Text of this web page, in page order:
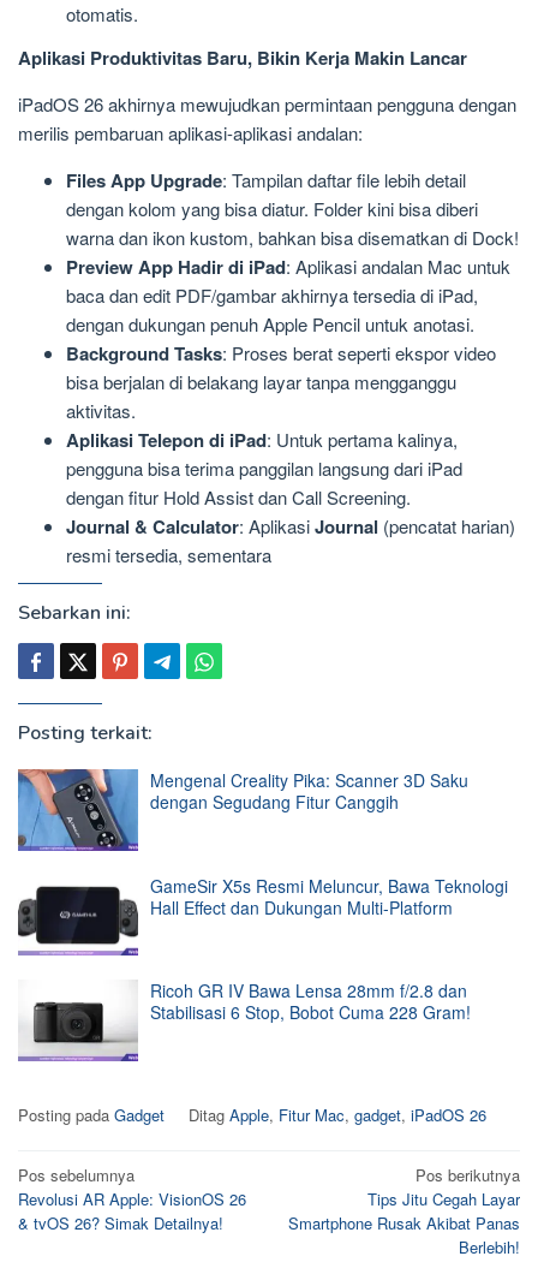
otomatis.
Aplikasi Produktivitas Baru, Bikin Kerja Makin Lancar
iPadOS 26 akhirnya mewujudkan permintaan pengguna dengan
merilis pembaruan aplikasi-aplikasi andalan:
Files App Upgrade: Tampilan daftar file lebih detail
dengan kolom yang bisa diatur. Folder kini bisa diberi
warna dan ikon kustom, bahkan bisa disematkan di Dock!
Preview App Hadir di iPad: Aplikasi andalan Mac untuk
baca dan edit PDF/gambar akhirnya tersedia di iPad,
dengan dukungan penuh Apple Pencil untuk anotasi.
Background Tasks: Proses berat seperti ekspor video
bisa berjalan di belakang layar tanpa mengganggu
aktivitas.
Aplikasi Telepon di iPad: Untuk pertama kalinya,
pengguna bisa terima panggilan langsung dari iPad
dengan fitur Hold Assist dan Call Screening.
Journal & Calculator: AplikasiJournal (pencatat harian)
resmi tersedia, sementara
Sebarkan ini:
Posting terkait:
Mengenal Creality Pika: Scanner 3D Saku
dengan Segudang Fitur Canggih
GameSir X5s Resmi Meluncur, Bawa Teknologi
Hall Effect dan Dukungan Multi-Platform
Ricoh GR IV Bawa Lensa 28mm f/2.8 dan
Stabilisasi 6 Stop, Bobot Cuma 228 Gram!
Posting pada Gadget Ditag Apple, Fitur Mac, gadget, iPadOS 26
Navigasi
pos
Pos sebelumnya
Revolusi AR Apple: VisionOS 26
& tvOS 26? Simak Detailnya!
Pos berikutnya
Tips Jitu Cegah Layar
Smartphone Rusak Akibat Panas
Berlebih!